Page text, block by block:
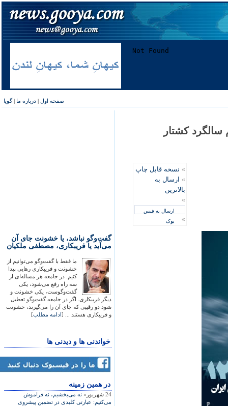
صفحه اول | درباره ما |گویا
گفت‌وگو نباشد، یا خشونت جای آن
می‌آید یا فریبکاری، مصطفی ملکیان
ما فقط با گفت‌وگو می‌توانیم از
خشونت و فریبکاری رهایی پیدا
کنیم. در جامعه هر مساله‌ای از
سه راه رفع می‌شود، یکی
گفت‌وگوست، یکی خشونت و
دیگر فریبکاری. اگر در جامعه گفت‌وگو تعطیل
شود دو رقیبی که جای آن را می‌گیرند، خشونت
و فریبکاری هستند ... [ادامه مطلب]
خواندنی ها و دیدنی ها
در همين زمينه
24 شهریور»
نه می‌بخشيم، نه فراموش
می‌کنيم: عبارتی کليدی در تضمين پيشروی
کشتار
» نسخه قابل چاپ
» ارسال به
بالاترین
»
ارسال به فیس
بوک
»